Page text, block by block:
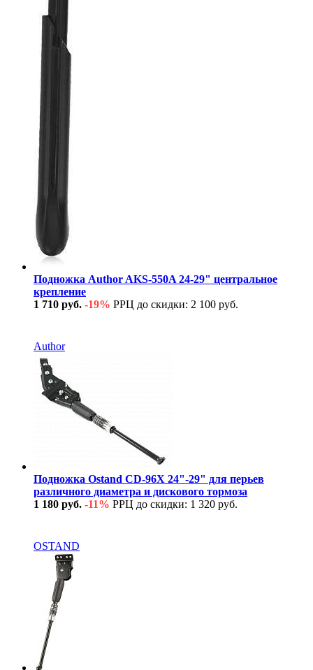
Подножка Author AKS-550A 24-29" центральное
крепление
1 710 руб. -19% РРЦ до скидки: 2 100 руб.
Author
Подножка Ostand CD-96X 24"-29" для перьев
различного диаметра и дискового тормоза
1 180 руб. -11% РРЦ до скидки: 1 320 руб.
OSTAND